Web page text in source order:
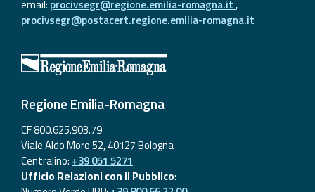
email: procivsegr@regione.emilia-romagna.it,
procivsegr@postacert.regione.emilia-romagna.it
Regione Emilia-Romagna
CF 800.625.903.79
Viale Aldo Moro 52, 40127 Bologna
Centralino: +39 051 5271
Ufficio Relazioni con il Pubblico: